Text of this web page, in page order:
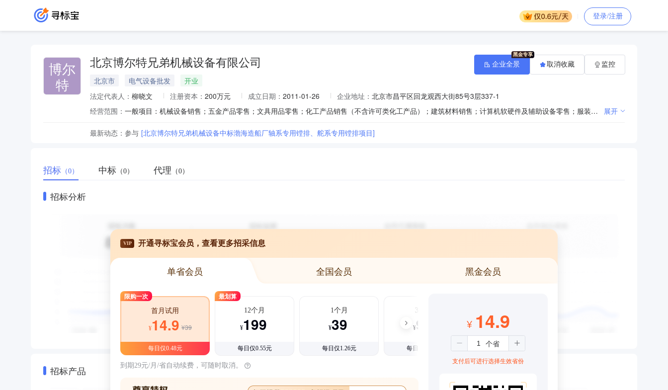
登录/注册
博尔
特
北京博尔特兄弟机械设备有限公司
北京市 电气设备批发
开业
法定代表人： 柳晓文 注册资本： 200万元 成立日期： 2011-01-26 企业地址： 北京市昌平区回龙观西大街85号3层337-1
经营范围：
一般项目：机械设备销售；五金产品零售；文具用品零售；化工产品销售（不含许可类化工产品）；建筑材料销售；计算机软硬件及辅助设备零售；服装服饰零售；家用电器销售；计算机系统服务；软件开发；专用设备修理；通用设备修理；金属制品修理；技术服务、技术开发、技术咨询、技术交流、技术转让、技术推广；会议及展览服务；组织文化艺术交流活动；机械设备租赁；社会经济咨询服务；金属切削加工服务；非居住房地产租赁；专业设计服务；金属表面处理及热处理加工；喷涂加工；金属加工机械制造；建筑工程用机械制造；专用设备制造（不含许可类专业设备制造）；通用设备制造（不含特种设备制造）；冶金专用设备制造；普通机械设备安装服务；机械设备研发；劳务服务（不含劳务派遣）；货物进出口；技术进出口；进出口代理。（除依法须经批准的项目外，凭营业执照依法自主开展经营活动）（不得从事国家和本市产业政策禁止和限制类项目的经营活动。） 展开
最新动态： 参与 [北京博尔特兄弟机械设备中标渤海造船厂轴系专用镗排、舵系专用镗排项目]
企业全景 取消收藏 监控
招标 （0） 中标 （0） 代理 （0）
招标分析
招标产品
VIP 开通寻标宝会员，查看更多招采信息
单省会员 全国会员 黑金会员
限购一次
首月试用
¥14.9 ¥39
每日仅0.48元
最划算
12个月
¥199
每日仅0.55元
1个月
¥39
每日仅1.26元
3个月
¥99
每日仅1.08元
到期29元/月/省自动续费，可随时取消。
¥ 14.9
支付后可进行选择生效省份